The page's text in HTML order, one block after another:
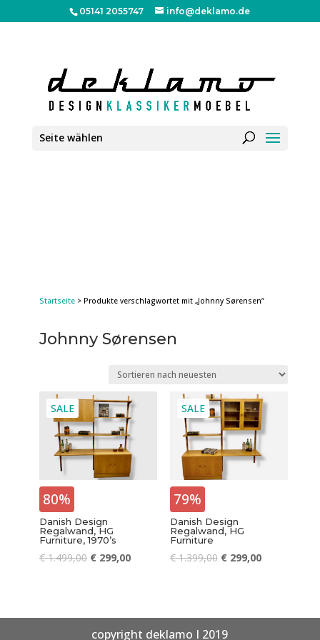
05141 2055747 info@deklamo.de
Seite wählen
Startseite> Produkte verschlagwortet mit „Johnny Sørensen“
Johnny Sørensen
SALE
80%
Danish Design
Regalwand, HG
Furniture, 1970’s
€1.499,00 €299,00
SALE
79%
Danish Design
Regalwand, HG
Furniture
€1.399,00 €299,00
copyright deklamo I 2019